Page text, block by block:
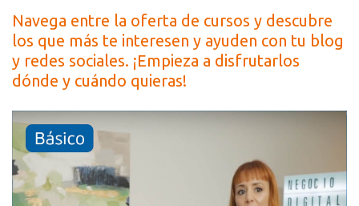
Navega entre la oferta de cursos y descubre
los que más te interesen y ayuden con tu blog
y redes sociales. ¡Empieza a disfrutarlos
dónde y cuándo quieras!